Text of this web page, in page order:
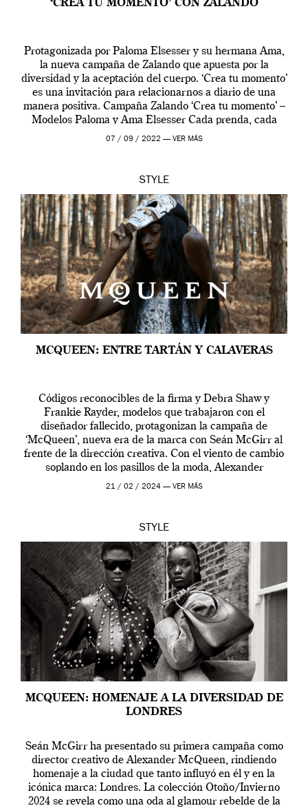
‘CREA TU MOMENTO’ CON ZALANDO
Protagonizada por Paloma Elsesser y su hermana Ama,
la nueva campaña de Zalando que apuesta por la
diversidad y la aceptación del cuerpo. ‘Crea tu momento’
es una invitación para relacionarnos a diario de una
manera positiva. Campaña Zalando ‘Crea tu momento’ –
Modelos Paloma y Ama Elsesser Cada prenda, cada
outfit, cada momento, caracteriza […]
07 / 09 / 2022 — VER MÁS
STYLE
MCQUEEN: ENTRE TARTÁN Y CALAVERAS
Códigos reconocibles de la firma y Debra Shaw y
Frankie Rayder, modelos que trabajaron con el
diseñador fallecido, protagonizan la campaña de
‘McQueen’, nueva era de la marca con Seán McGirr al
frente de la dirección creativa. Con el viento de cambio
soplando en los pasillos de la moda, Alexander
McQueen se prepara para una […]
21 / 02 / 2024 — VER MÁS
STYLE
MCQUEEN: HOMENAJE A LA DIVERSIDAD DE
LONDRES
Seán McGirr ha presentado su primera campaña como
director creativo de Alexander McQueen, rindiendo
homenaje a la ciudad que tanto influyó en él y en la
icónica marca: Londres. La colección Otoño/Invierno
2024 se revela como una oda al glamour rebelde de la